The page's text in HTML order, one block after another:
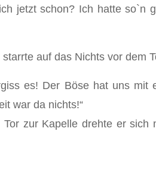
jetzt schon? Ich hatte so`n
auf das Nichts vor dem
es! Der Böse hat uns mit
war da nichts!“
zur Kapelle drehte er